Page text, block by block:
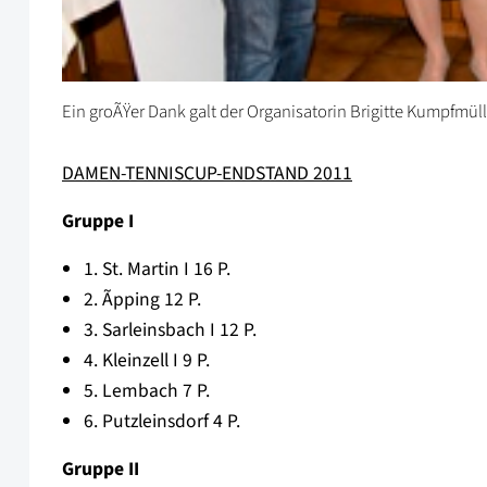
Ein groÃŸer Dank galt der Organisatorin Brigitte
DAMEN-TENNISCUP-ENDSTAND 2011
Gruppe I
1. St. Martin I 16 P.
2. Ãpping 12 P.
3. Sarleinsbach I 12 P.
4. Kleinzell I 9 P.
5. Lembach 7 P.
6. Putzleinsdorf 4 P.
Gruppe II